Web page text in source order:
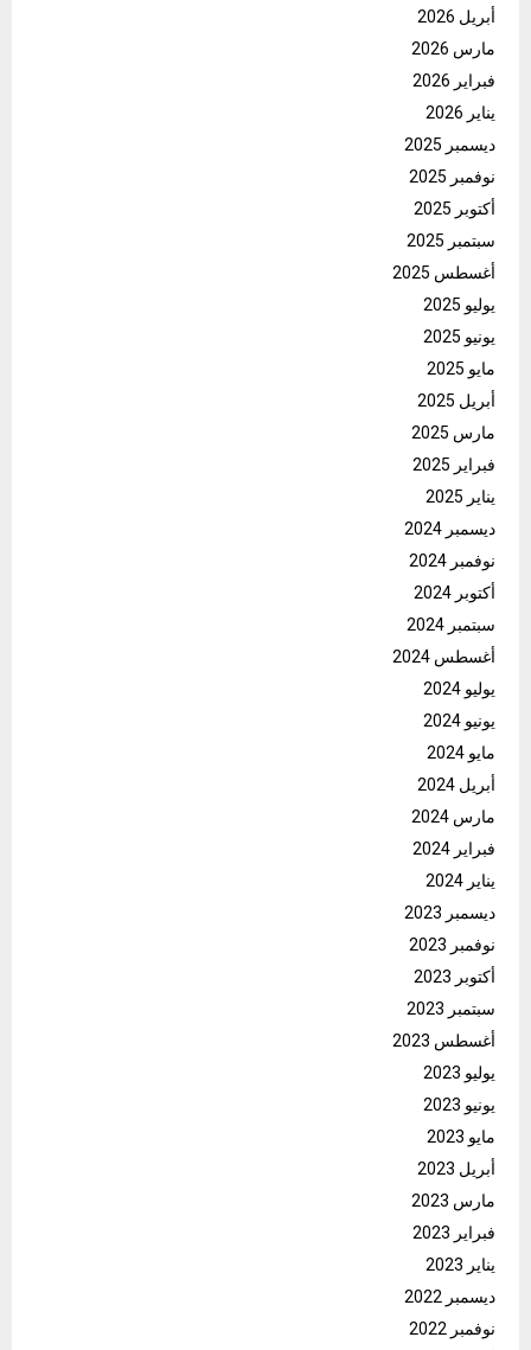
أبريل 2026
مارس 2026
فبراير 2026
يناير 2026
ديسمبر 2025
نوفمبر 2025
أكتوبر 2025
سبتمبر 2025
أغسطس 2025
يوليو 2025
يونيو 2025
مايو 2025
أبريل 2025
مارس 2025
فبراير 2025
يناير 2025
ديسمبر 2024
نوفمبر 2024
أكتوبر 2024
سبتمبر 2024
أغسطس 2024
يوليو 2024
يونيو 2024
مايو 2024
أبريل 2024
مارس 2024
فبراير 2024
يناير 2024
ديسمبر 2023
نوفمبر 2023
أكتوبر 2023
سبتمبر 2023
أغسطس 2023
يوليو 2023
يونيو 2023
مايو 2023
أبريل 2023
مارس 2023
فبراير 2023
يناير 2023
ديسمبر 2022
نوفمبر 2022